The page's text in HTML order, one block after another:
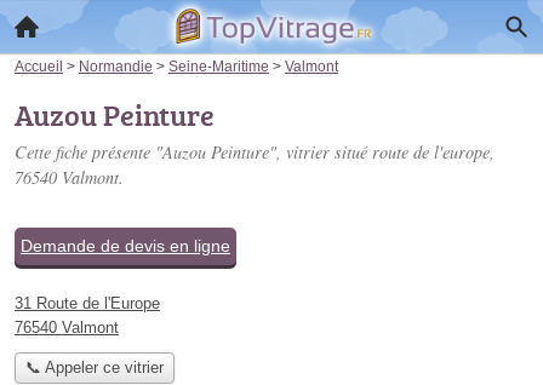
Accueil > Normandie > Seine-Maritime > Valmont
Auzou Peinture
Cette fiche présente "Auzou Peinture", vitrier situé route de l'europe,
76540 Valmont.
Demande de devis en ligne
31 Route de l'Europe
76540 Valmont
📞 Appeler ce vitrier